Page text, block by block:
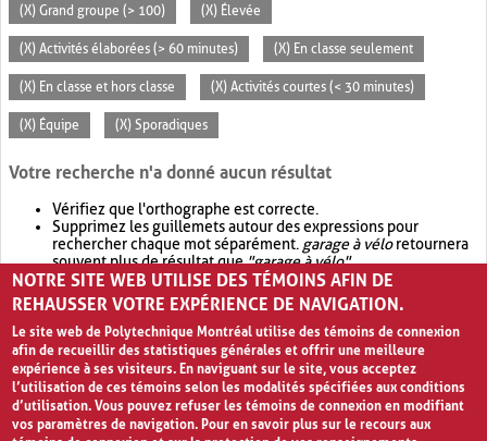
(X) Grand groupe (> 100) (X) Élevée
(X) Activités élaborées (> 60 minutes) (X) En classe seulement
(X) En classe et hors classe (X) Activités courtes (< 30 minutes)
(X) Équipe (X) Sporadiques
Votre recherche n'a donné aucun résultat
Vérifiez que l'orthographe est correcte.
Supprimez les guillemets autour des expressions pour
rechercher chaque mot séparément. garage à véloretournera
souvent plus de résultat que"garage à vélo".
Envisagez d'élargir votre recherche avec OR.garage OR vélo
retournera souvent plus de résultat quegarage à vélo
NOTRE SITE WEB UTILISE DES TÉMOINS AFIN DE
REHAUSSER VOTRE EXPÉRIENCE DE NAVIGATION.
Le site web de Polytechnique Montréal utilise des témoins de connexion
afin de recueillir des statistiques générales et offrir une meilleure
expérience à ses visiteurs. En naviguant sur le site, vous acceptez
l’utilisation de ces témoins selon les modalités spécifiées aux conditions
d’utilisation. Vous pouvez refuser les témoins de connexion en modifiant
vos paramètres de navigation. Pour en savoir plus sur le recours aux